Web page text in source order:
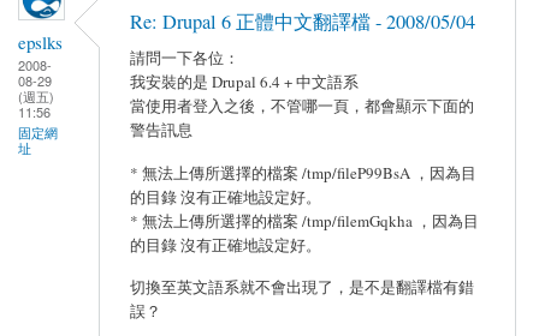
epslks
2008-
08-29
(週五)
11:56
固定網
址
Re: Drupal 6 正體中文翻譯檔 - 2008/05/04
請問一下各位：
我安裝的是 Drupal 6.4 + 中文語系
當使用者登入之後，不管哪一頁，都會顯示下面的
警告訊息
* 無法上傳所選擇的檔案 /tmp/fileP99BsA ，因為目
的目錄 沒有正確地設定好。
* 無法上傳所選擇的檔案 /tmp/filemGqkha ，因為目
的目錄 沒有正確地設定好。
切換至英文語系就不會出現了，是不是翻譯檔有錯
誤？